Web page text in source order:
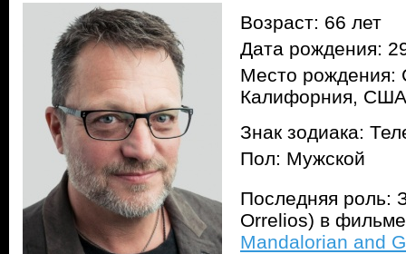
Возраст: 66 лет
Дата рождения:
Место рождения:
Калифорния, США
Знак зодиака:
Пол: Мужской
Последняя роль:
Orrelios) в
Mandalorian and